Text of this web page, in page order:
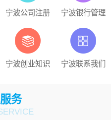
宁波公司注册 宁波银行管理
宁波创业知识 宁波联系我们
务